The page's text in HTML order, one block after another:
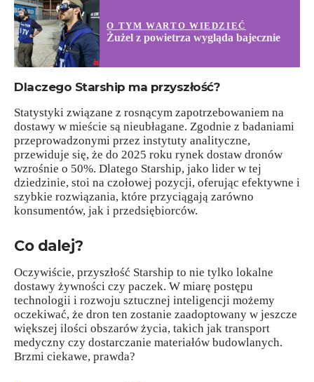
O TYM WARTO WIEDZIEĆ
Żużel z powietrza wygląda bajecznie
Dlaczego Starship ma przyszłość?
Statystyki związane z rosnącym zapotrzebowaniem na
dostawy w mieście są nieubłagane. Zgodnie z badaniami
przeprowadzonymi przez instytuty analityczne,
przewiduje się, że do 2025 roku rynek dostaw dronów
wzrośnie o 50%. Dlatego Starship, jako lider w tej
dziedzinie, stoi na czołowej pozycji, oferując efektywne i
szybkie rozwiązania, które przyciągają zarówno
konsumentów, jak i przedsiębiorców.
Co dalej?
Oczywiście, przyszłość Starship to nie tylko lokalne
dostawy żywności czy paczek. W miarę postępu
technologii i rozwoju sztucznej inteligencji możemy
oczekiwać, że dron ten zostanie zaadoptowany w jeszcze
większej ilości obszarów życia, takich jak transport
medyczny czy dostarczanie materiałów budowlanych.
Brzmi ciekawe, prawda?